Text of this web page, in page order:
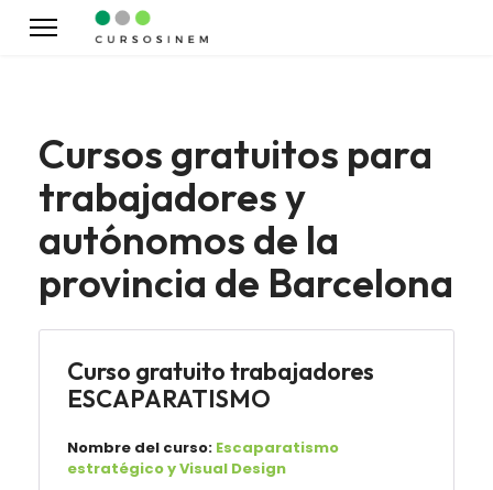
Cursos gratuitos para
trabajadores y
autónomos de la
provincia de Barcelona
Curso gratuito trabajadores
ESCAPARATISMO
Nombre del curso: Escaparatismo
estratégico y Visual Design